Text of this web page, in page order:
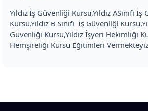
Yıldız İş Güvenliği Kursu,Yıldız ASınıfı İş
Kursu,Yıldız B Sınıfı İş Güvenliği
Güvenliği Kursu,Yıldız İşyeri Hekimliği
Hemşireliği Kursu Eğitimleri